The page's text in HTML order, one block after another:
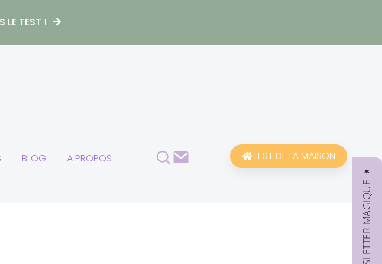
LE TEST !
BLOG A PROPOS Rechercher
Contact TEST DE LA MAISON
✶ NEWSLETTER MAGIQUE ✶